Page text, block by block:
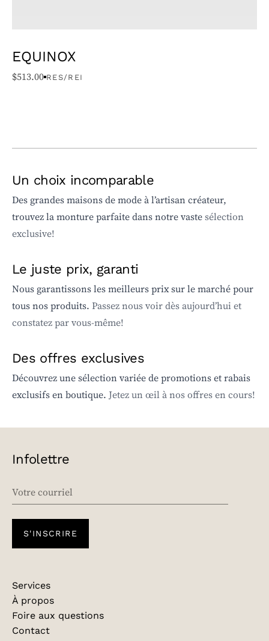
EQUINOX
$513.00 RES/REI
Un choix incomparable
Des grandes maisons de mode à l’artisan créateur,
trouvez la monture parfaite dans notre vastesélection
exclusive!
Le juste prix, garanti
Nous garantissons les meilleurs prix sur le marché pour
tous nos produits. Passez nous voir dès aujourd’hui et
constatez par vous-même!
Des offres exclusives
Découvrez une sélection variée de promotions et rabais
exclusifs en boutique. Jetez un œil à nos offres en cours!
Infolettre
S'INSCRIRE
Services
À propos
Foire aux questions
Contact